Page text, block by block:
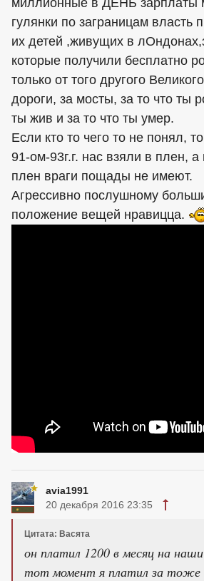
миллионные в ДЕНЬ зарплаты
гулянки по заграницам власть
их детей ,живущих в
которые получили бесплатно
только от того другого
дороги, за мосты, за то что ты
ты жив и за то что ты умер.
Если кто то чего то не понял,
91-ом-93г.г. нас взяли в плен,
плен враги пощады не имеют.
Агрессивно послушному
положение вещей нравицца.
avia1991
20 декабря 2016 23:35
Цитата: Васята
он платил 1200 в месяц на
тот момент я платил за тоже